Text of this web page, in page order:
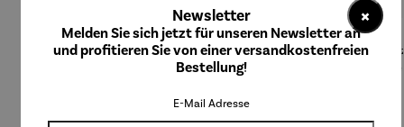
×
Newsletter
Melden Sie sich jetzt für unseren Newsletter an
und profitieren Sie von einer versandkostenfreien
Bestellung!
E-Mail Adresse